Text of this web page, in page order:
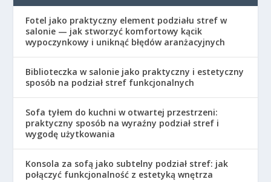
Fotel jako praktyczny element podziału stref w
salonie — jak stworzyć komfortowy kącik
wypoczynkowy i uniknąć błędów aranżacyjnych
Biblioteczka w salonie jako praktyczny i estetyczny
sposób na podział stref funkcjonalnych
Sofa tyłem do kuchni w otwartej przestrzeni:
praktyczny sposób na wyraźny podział stref i
wygodę użytkowania
Konsola za sofą jako subtelny podział stref: jak
połączyć funkcjonalność z estetyką wnętrza